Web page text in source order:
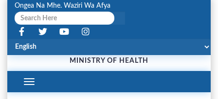
Ongea Na Mhe. Waziri Wa Afya
MINISTRY OF HEALTH
Toggle
Navigation